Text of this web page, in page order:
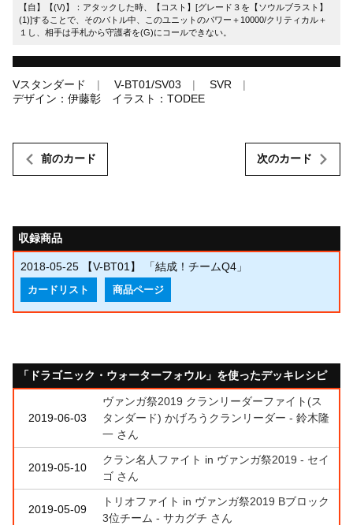
【自】【(V)】：アタックした時、【コスト】[グレード３を【ソウルブラスト】
(1)]することで、そのバトル中、このユニットのパワー＋10000/クリティカル＋
１し、相手は手札から守護者を(G)にコールできない。
Vスタンダード V-BT01/SV03
SVR
デザイン：伊藤彰 イラスト：TODEE
前のカード 次のカード
収録商品
2018-05-25 【V-BT01】 「結成！チームQ4」
カードリスト 商品ページ
「ドラゴニック・ウォーターフォウル」を使ったデッキレシピ
2019-06-03
ヴァンガ祭2019 クランリーダーファイト(ス
タンダード) かげろうクランリーダー - 鈴木隆
一 さん
2019-05-10
クラン名人ファイト in ヴァンガ祭2019 - セイ
ゴ さん
2019-05-09
トリオファイト in ヴァンガ祭2019 Bブロック
3位チーム - サカグチ さん